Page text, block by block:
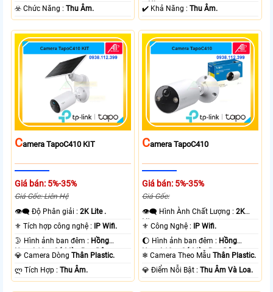
️☣️ Chức Năng :Thu Âm.
+ Nhựa.
️✔️ Khả Năng :Thu Âm.
CAmera TapoC410 KIT
Giá bán: 5%-35%
Giá Gốc: Liên Hệ
👁️‍🗨 Độ Phân giải :2K Lite .
⚜️ Tích hợp công nghệ :
IP Wifi.
🌛 Hình ảnh ban đêm : Hồng
Ngoại 10m Có Màu Ban Ðêm.
💎 Camera DòngThân Plastic.
️ლ Tích Hợp :Thu Âm.
CAmera TapoC410
Giá bán: 5%-35%
Giá Gốc:
👁️‍🗨 Hình Ành Chất Lượng :2K
Lite .
⚜️ Công Nghệ :
IP Wifi.
🌔 Hình ảnh ban đêm : Hồng
Ngoại 10m Có Màu Ban Ðêm.
❄ Camera Theo MẫuThân Plastic.
️💎 Điểm Nỗi Bật :Thu Âm Và Loa.